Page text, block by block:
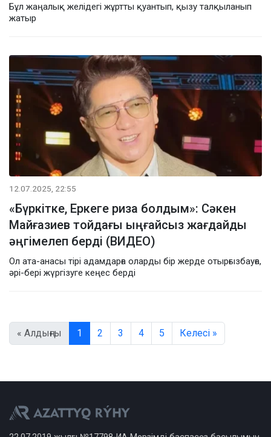
Бұл жаңалық желідегі жұртты қуантып, қызу талқыланып
жатыр
12.07.2025, 22:55
«Бүркітке, Еркеге риза болдым»: Сәкен
Майғазиев тойдағы ыңғайсыз жағдайды
әңгімелеп берді (ВИДЕО)
Ол ата-анасы тірі адамдарға оларды бір жерде отырғызбауға,
әрі-бері жүргізуге кеңес берді
« Алдыңғы 1 2 3 4 5 Келесі »